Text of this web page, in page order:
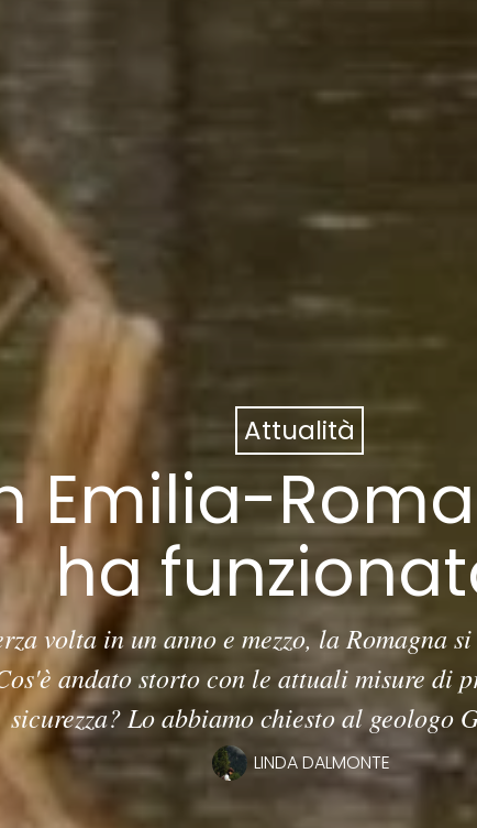
Attualità
Emilia-
ha
volta in un anno e mezzo, la Romagna
andato storto con le attuali misure di
sicurezza? Lo abbiamo chiesto al geologo
LINDA DALMONTE